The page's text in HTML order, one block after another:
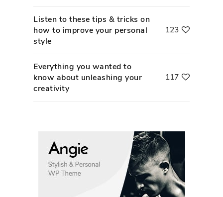
Listen to these tips & tricks on
how to improve your personal
style
123
Everything you wanted to
know about unleashing your
creativity
117